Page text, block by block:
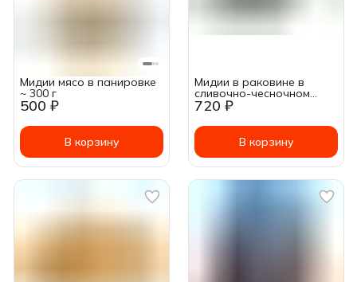
500 ₽
Мидии мясо в панировке
~ 300 г
В корзину
720 ₽
Мидии в раковине в
сливочно-чесночном
соусе 500г
В корзину